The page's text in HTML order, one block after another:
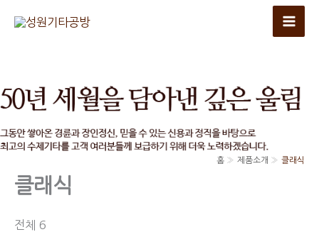
너
기
홈 제품소개 클래식
클래식
전체 6